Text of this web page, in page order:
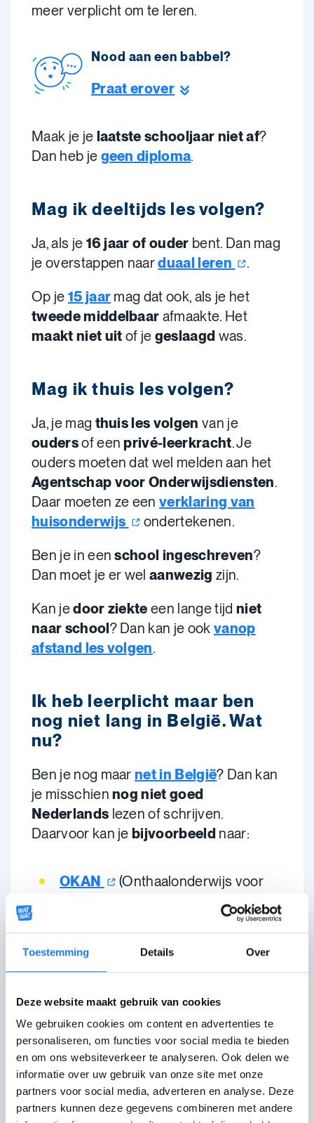
Toestemming Details Over
Deze website maakt gebruik van cookies
We gebruiken cookies om content en advertenties te
personaliseren, om functies voor social media te bieden
en om ons websiteverkeer te analyseren. Ook delen we
informatie over uw gebruik van onze site met onze
partners voor social media, adverteren en analyse. Deze
partners kunnen deze gegevens combineren met andere
meer verplicht om te leren.
Nood aan een babbel?
Praat erover
Maak je je laatste schooljaar niet af?
Dan heb je geen diploma.
Mag ik deeltijds les volgen?
Ja, als je 16 jaar of ouder bent. Dan mag
je overstappen naarduaalleren
.
Op je 15 jaar mag dat ook, als je het
tweede middelbaar afmaakte. Het
maakt niet uit of je geslaagd was.
Mag ik thuis les volgen?
Ja, je mag thuis les volgen van je
oudersof eenprivé-leerkracht. Je
ouders moeten dat wel melden aan het
Agentschap voor Onderwijsdiensten.
Daar moeten ze eenverklaring van
huisonderwijs
ondertekenen.
Ben je in eenschool ingeschreven?
Dan moet je er welaanwezig zijn.
Kan jedoor ziekte een lange tijd niet
naar school? Dan kan je ook vanop
afstand les volgen.
Ik heb leerplicht maar ben
nog niet lang in België. Wat
nu?
Ben je nog maarnet in België? Dan kan
je misschiennog niet goed
Nederlands lezen of schrijven.
Daarvoor kan jebijvoorbeeldnaar:
OKAN
(Onthaalonderwijs voor
Ligo
(centrum voor
Vind hier meer tips om Nederlands te
leren
Ik verhuis (tijdelijk) naar het